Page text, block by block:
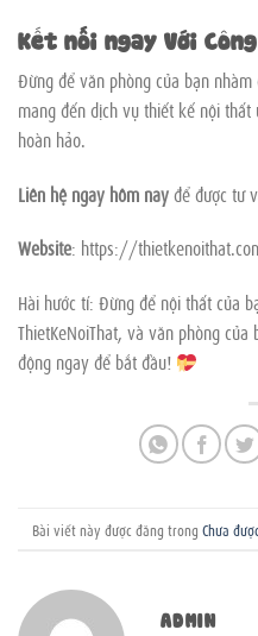
Kết nối ngay Với
Đừng để văn phòng của bạn nhàm
mang đến dịch vụ thiết kế nội
hoàn hảo.
Liên hệ ngay hôm nayđể được tư
Website: https://
Hài hước tí: Đừng để nội thất của
ThietKeNoiThat, và văn phòng
động ngay để bắt đầu!
Bài viết này được đăng trong Chưa
ADMIN